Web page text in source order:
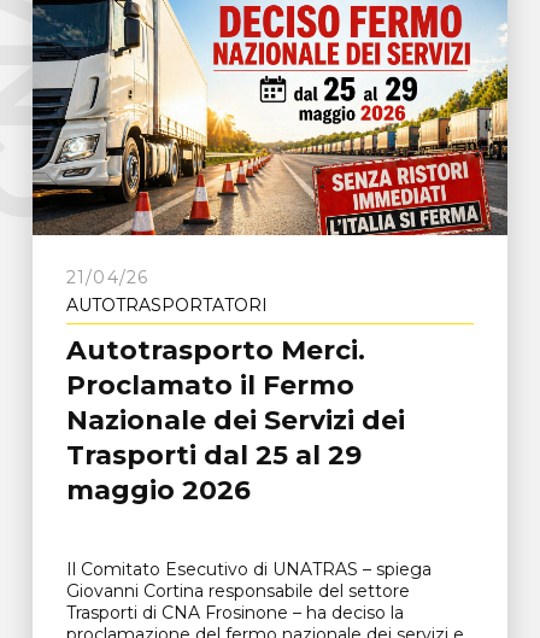
21/04/26
AUTOTRASPORTATORI
Autotrasporto Merci.
Proclamato il Fermo
Nazionale dei Servizi dei
Trasporti dal 25 al 29
maggio 2026
Il Comitato Esecutivo di UNATRAS – spiega
Giovanni Cortina responsabile del settore
Trasporti di CNA Frosinone – ha deciso la